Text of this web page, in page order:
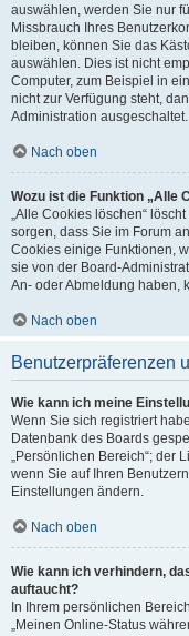
auswählen, werden Sie nur
Missbrauch Ihres
bleiben, können Sie das
auswählen. Dies ist nicht
Computer, zum Beispiel in
nicht zur Verfügung steht,
Administration ausgeschaltet.
Nach oben
Wozu ist die Funktion „Alle
„Alle Cookies löschen“
sorgen, dass Sie im Forum
Cookies einige Funktionen,
sie von der Board-
An- oder Abmeldung haben,
Nach oben
Benutzerpräferenzen
Wie kann ich meine
Wenn Sie sich registriert
Datenbank des Boards
„Persönlichen Bereich“; der
wenn Sie auf Ihren
Einstellungen ändern.
Nach oben
Wie kann ich verhindern,
auftaucht?
In Ihrem persönlichen
„Meinen Online-Status